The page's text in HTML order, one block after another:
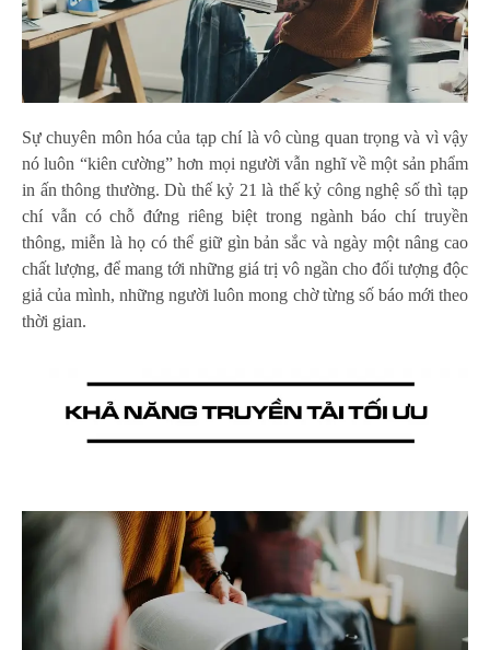
Sự chuyên môn hóa của tạp chí là vô cùng quan trọng và vì vậy
nó luôn “kiên cường” hơn mọi người vẫn nghĩ về một sản phẩm
in ấn thông thường. Dù thế kỷ 21 là thế kỷ công nghệ số thì tạp
chí vẫn có chỗ đứng riêng biệt trong ngành báo chí truyền
thông, miễn là họ có thể giữ gìn bản sắc và ngày một nâng cao
chất lượng, để mang tới những giá trị vô ngần cho đối tượng độc
giả của mình, những người luôn mong chờ từng số báo mới theo
thời gian.